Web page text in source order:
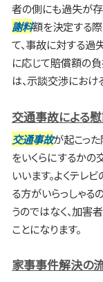
者の側にも過失が存
謝料額を決定する
て、事故に対する
に応じて賠償額の
は、示談交渉におけ
交通事故による
交通事故が起こっ
をいくらにするかの
いいます。よくテレ
る方がいらっしゃ
うのではなく、加
ことになります。
家事事件解決の